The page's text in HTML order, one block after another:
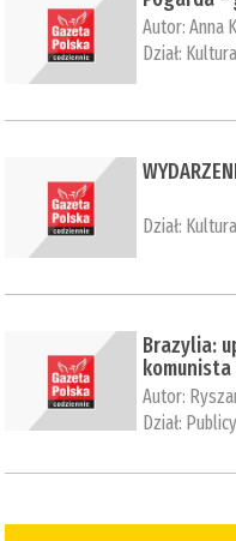
Autor:Anna
Dział: Kultura
Dział: Kultura
Brazylia:
Autor:
Dział: